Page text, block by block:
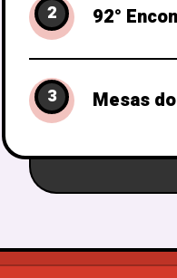
2 92°
3 Mesas